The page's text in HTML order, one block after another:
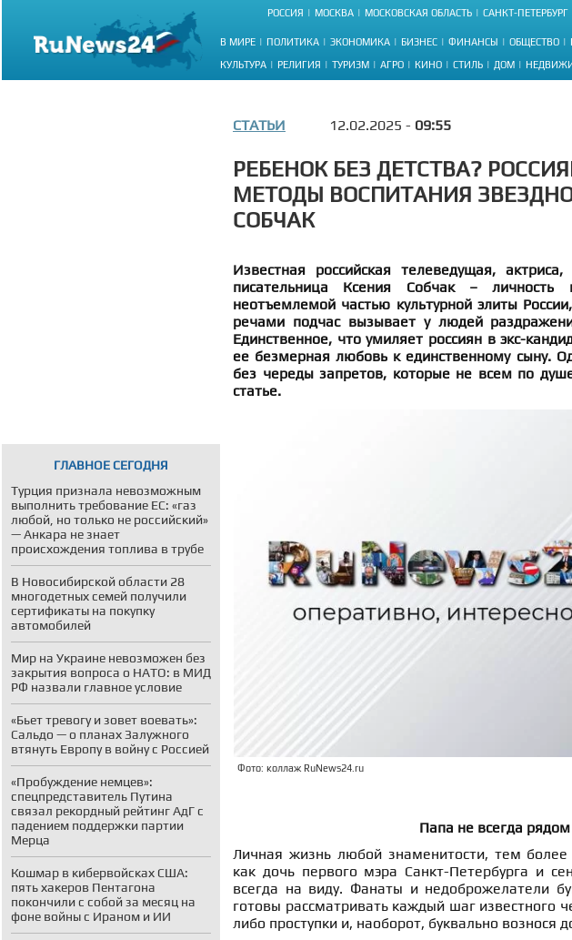
РОССИЯ МОСКВА МОСКОВСКАЯ ОБЛАСТЬ САНКТ-ПЕТЕРБУРГ
В МИРЕ ПОЛИТИКА ЭКОНОМИКА БИЗНЕС ФИНАНСЫ ОБЩЕСТВО
КУЛЬТУРА РЕЛИГИЯ ТУРИЗМ АГРО КИНО СТИЛЬ ДОМ
ГЛАВНОЕ СЕГОДНЯ
Турция признала невозможным
выполнить требование ЕС: «газ
любой, но только не российский»
— Анкара не знает
происхождения топлива в трубе
В Новосибирской области 28
многодетных семей получили
сертификаты на покупку
автомобилей
Мир на Украине невозможен без
закрытия вопроса о НАТО: в МИД
РФ назвали главное условие
«Бьет тревогу и зовет воевать»:
Сальдо — о планах Залужного
втянуть Европу в войну с Россией
«Пробуждение немцев»:
спецпредставитель Путина
связал рекордный рейтинг АдГ с
падением поддержки партии
Мерца
Кошмар в кибервойсках США:
пять хакеров Пентагона
покончили с собой за месяц на
фоне войны с Ираном и ИИ
СТАТЬИ 12.02.2025 - 09:55
РЕБЕНОК БЕЗ ДЕТСТВА?
МЕТОДЫ ВОСПИТАНИЯ
СОБЧАК
Известная российская телеведущая,
писательница Ксения Собчак – личность
неотъемлемой частью культурной элиты
речами подчас вызывает у людей
Единственное, что умиляет россиян в экс-
ее безмерная любовь к единственному сыну.
без череды запретов, которые не всем по
статье.
Фото: коллаж RuNews24.ru
Папа не всегда рядом
Личная жизнь любой знаменитости, тем более
как дочь первого мэра Санкт-Петербурга и
всегда на виду. Фанаты и недоброжелатели
готовы рассматривать каждый шаг известного
либо проступки и, наоборот, буквально вознося